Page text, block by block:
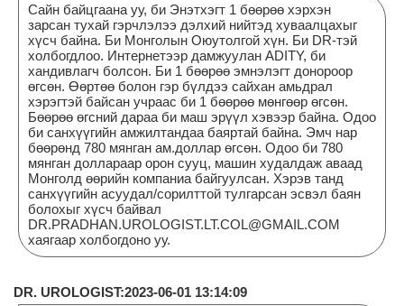
Сайн байцгаана уу, би Энэтхэгт 1 бөөрөө хэрхэн
зарсан тухай гэрчлэлээ дэлхий нийтэд хуваалцахыг
хүсч байна. Би Монголын Оюутолгой хүн. Би DR-тэй
холбогдлоо. Интернетээр дамжуулан ADITY, би
хандивлагч болсон. Би 1 бөөрөө эмнэлэгт донороор
өгсөн. Өөртөө болон гэр бүлдээ сайхан амьдрал
хэрэгтэй байсан учраас би 1 бөөрөө мөнгөөр өгсөн.
Бөөрөө өгсний дараа би маш эрүүл хэвээр байна. Одоо
би санхүүгийн амжилтандаа баяртай байна. Эмч нар
бөөрөнд 780 мянган ам.доллар өгсөн. Одоо би 780
мянган доллараар орон сууц, машин худалдаж аваад
Монголд өөрийн компаниа байгуулсан. Хэрэв танд
санхүүгийн асуудал/сорилттой тулгарсан эсвэл баян
болохыг хүсч байвал
DR.PRADHAN.UROLOGIST.LT.COL@GMAIL.COM
хаягаар холбогдоно уу.
DR. UROLOGIST:2023-06-01 13:14:09